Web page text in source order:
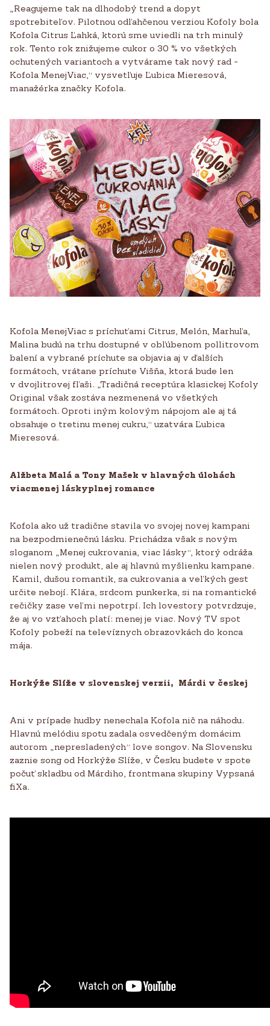
„Reagujeme tak na dlhodobý trend a dopyt
spotrebiteľov. Pilotnou odľahčenou verziou Kofoly bola
Kofola Citrus Ľahká, ktorú sme uviedli na trh minulý
rok. Tento rok znižujeme cukor o 30 % vo všetkých
ochutených variantoch a vytvárame tak nový rad -
Kofola MenejViac,“ vysvetľuje Ľubica Mieresová,
manažérka značky Kofola.
Kofola MenejViac s príchuťami Citrus, Melón, Marhuľa,
Malina budú na trhu dostupné v obľúbenom pollitrovom
balení a vybrané príchute sa objavia aj v ďalších
formátoch, vrátane príchute Višňa, ktorá bude len
v dvojlitrovej fľaši. „Tradičná receptúra klasickej Kofoly
Original však zostáva nezmenená vo všetkých
formátoch. Oproti iným kolovým nápojom ale aj tá
obsahuje o tretinu menej cukru,“ uzatvára Ľubica
Mieresová.
Alžbeta Malá a Tony Mašek v hlavných úlohách
viacmenej láskyplnej romance
Kofola ako už tradične stavila vo svojej novej kampani
na bezpodmienečnú lásku. Prichádza však s novým
sloganom „Menej cukrovania, viac lásky“, ktorý odráža
nielen nový produkt, ale aj hlavnú myšlienku kampane.
Kamil, dušou romantik, sa cukrovania a veľkých gest
určite nebojí. Klára, srdcom punkerka, si na romantické
rečičky zase veľmi nepotrpí. Ich lovestory potvrdzuje,
že aj vo vzťahoch platí: menej je viac. Nový TV spot
Kofoly pobeží na televíznych obrazovkách do konca
mája.
Horkýže Slíže v slovenskej verzii, Márdi v českej
Ani v prípade hudby nenechala Kofola nič na náhodu.
Hlavnú melódiu spotu zadala osvedčeným domácim
autorom „nepresladených“ love songov. Na Slovensku
zaznie song od Horkýže Slíže, v Česku budete v spote
počuť skladbu od Márdiho, frontmana skupiny Vypsaná
fiXa.